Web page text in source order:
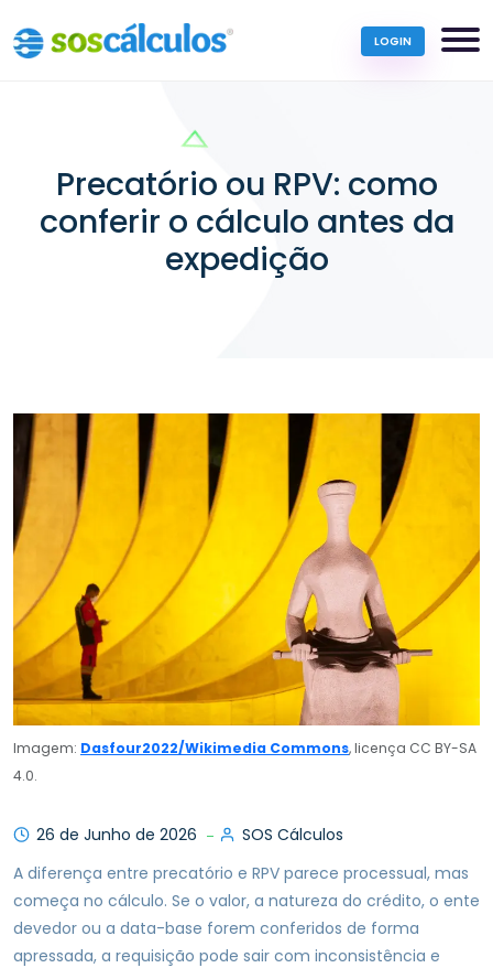
LOGIN
Precatório ou RPV: como
conferir o cálculo antes da
expedição
Imagem: Dasfour2022/Wikimedia Commons, licença CC BY-SA
4.0.
26 de Junho de 2026
SOS Cálculos
A diferença entre precatório e RPV parece processual, mas
começa no cálculo. Se o valor, a natureza do crédito, o ente
devedor ou a data-base forem conferidos de forma
apressada, a requisição pode sair com inconsistência e